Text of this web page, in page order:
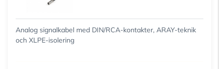
Analog signalkabel med DIN/RCA-kontakter, ARAY-teknik
och XLPE-isolering